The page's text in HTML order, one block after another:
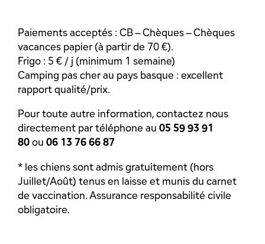
Paiements acceptés : CB – Chèques – Chèques
vacances papier (à partir de 70 €).
Frigo : 5 € / j (minimum 1 semaine)
Camping pas cher au pays basque : excellent
rapport qualité/prix.
Pour toute autre information, contactez nous
directement par téléphone au 05 59 93 91
80ou 06 13 76 66 87
* les chiens sont admis gratuitement (hors
Juillet/Août) tenus en laisse et munis du carnet
de vaccination. Assurance responsabilité civile
obligatoire.